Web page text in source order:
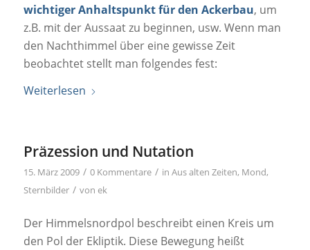
wichtiger Anhaltspunkt für den Ackerbau, um
z.B. mit der Aussaat zu beginnen, usw. Wenn man
den Nachthimmel über eine gewisse Zeit
beobachtet stellt man folgendes fest:
Weiterlesen
Präzession und Nutation
15. März 2009 / 0 Kommentare / in Aus alten Zeiten, Mond,
Sternbilder / von ek
Der Himmelsnordpol beschreibt einen Kreis um
den Pol der Ekliptik. Diese Bewegung heißt